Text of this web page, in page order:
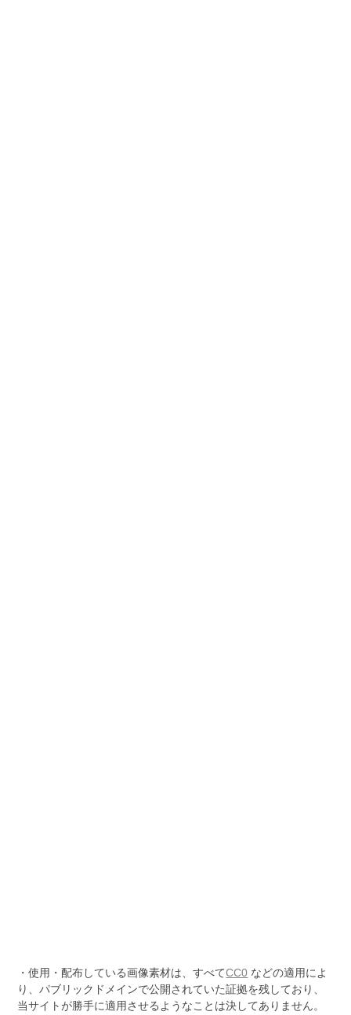
・使用・配布している画像素材は、すべてCC0 などの適用によ
り、パブリックドメインで公開されていた証拠を残しており、
当サイトが勝手に適用させるようなことは決してありません。